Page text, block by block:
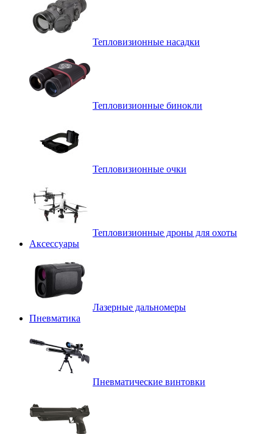
Тепловизионные насадки
Тепловизионные бинокли
Тепловизионные очки
Тепловизионные дроны для охоты
Аксессуары
Лазерные дальномеры
Пневматика
Пневматические винтовки